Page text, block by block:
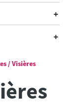
/ Visières